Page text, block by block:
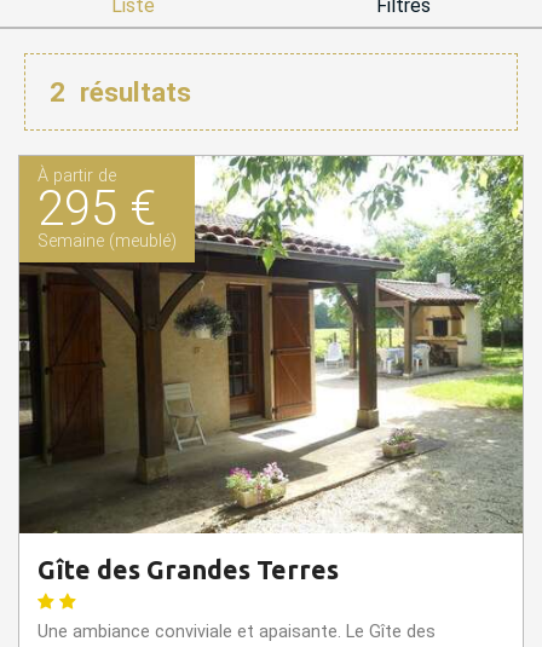
Liste Filtres
2 résultats
À partir de
295 €
Semaine (meublé)
Gîte des Grandes Terres
Une ambiance conviviale et apaisante. Le Gîte des